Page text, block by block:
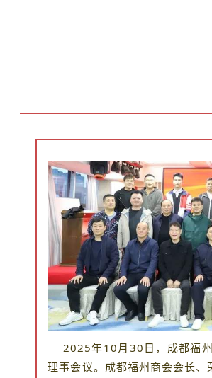
2025年10月30日，成都福州
理事会议。成都福州商会会长